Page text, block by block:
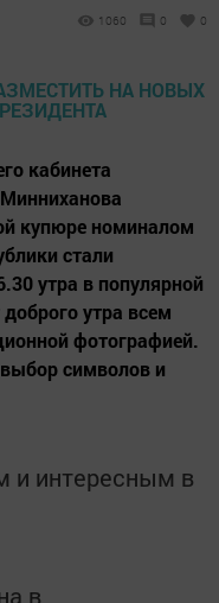
1060 0 0
кабинета
купюре номиналом
стали
утра в популярной
утра всем
фотографией.
символов и
и интересным в
в